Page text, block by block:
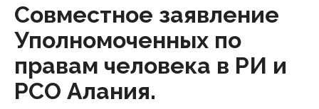
Совместное заявление
Уполномоченных по
правам человека в РИ и
РСО Алания.